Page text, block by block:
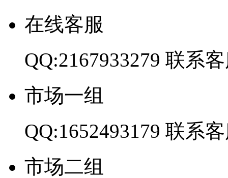
在线客服
QQ:2167933279 联系
市场一组
QQ:1652493179 联系
市场二组